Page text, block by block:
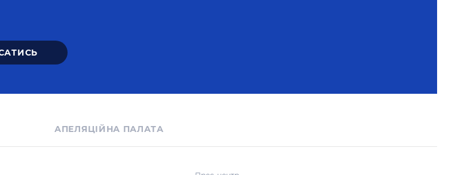
АПЕЛЯЦІЙНА ПАЛАТА